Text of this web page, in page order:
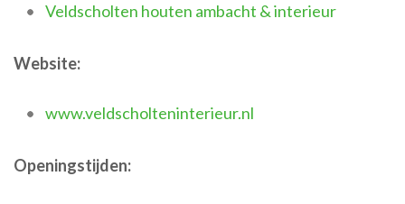
Veldscholten houten ambacht & interieur
Website:
www.veldscholteninterieur.nl
Openingstijden: